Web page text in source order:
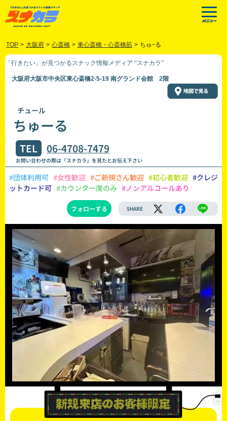
TOP > 大阪府 > 心斎橋 > 東心斎橋・心斎橋筋 > ちゅｰる
「行きたい」が見つかるスナック情報メディア “スナカラ”
大阪府大阪市中央区東心斎橋2-5-19 南グランド会館 2階
チュール
ちゅーる
TEL 06-4708-7479
お問い合わせの際は「スナカラ」を見たとお伝え下さい
#団体利用可 #女性歓迎 #ご新規さん歓迎 #初心者歓迎 #クレジ
ットカード可 #カウンター席のみ #ノンアルコールあり
フォローする SHARE